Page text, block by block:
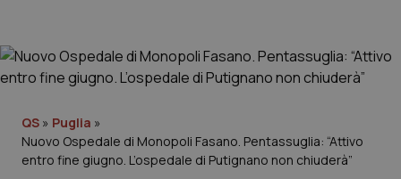
Governo e Parlamento
QS » Puglia »
Nuovo Ospedale di Monopoli Fasano. Pentassuglia: “Attivo
entro fine giugno. L’ospedale di Putignano non chiuderà”